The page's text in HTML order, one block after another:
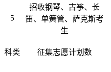
5
招收钢琴、古筝、长
笛、单簧管、萨克斯考
生
科类 征集志愿计划数